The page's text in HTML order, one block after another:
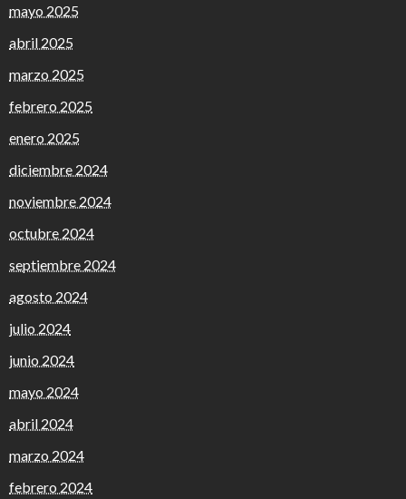
mayo 2025
abril 2025
marzo 2025
febrero 2025
enero 2025
diciembre 2024
noviembre 2024
octubre 2024
septiembre 2024
agosto 2024
julio 2024
junio 2024
mayo 2024
abril 2024
marzo 2024
febrero 2024